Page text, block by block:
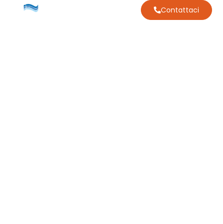
Contattaci